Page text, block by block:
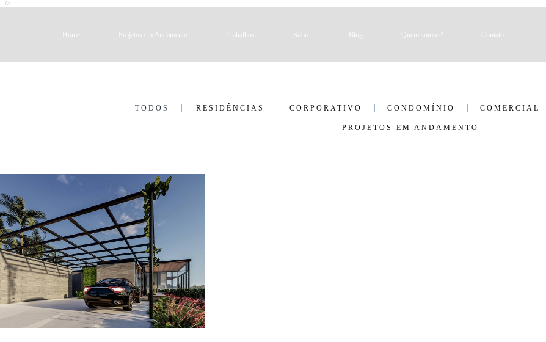
" />
Home Projetos em Andamento Trabalhos Sobre Blog Quem somos? Contato
TODOS RESIDÊNCIAS CORPORATIVO CONDOMÍNIO COMERCIAL
PROJETOS EM ANDAMENTO
0